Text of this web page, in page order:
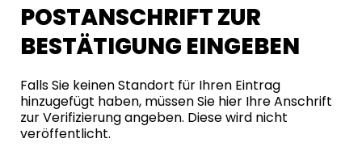
POSTANSCHRIFT ZUR
BESTÄTIGUNG EINGEBEN
Falls Sie keinen Standort für Ihren Eintrag
hinzugefügt haben, müssen Sie hier Ihre Anschrift
zur Verifizierung angeben. Diese wird nicht
veröffentlicht.